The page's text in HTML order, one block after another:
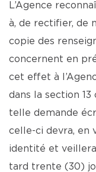
L’Agence
à, de rectifier, de
copie des
concernent en
cet effet à
dans la section 13
telle demande
celle-ci devra, en
identité et
tard trente (30)